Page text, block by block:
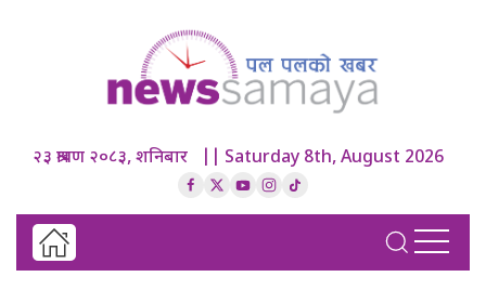
२३ श्रावण २०८३, शनिबार || Saturday 8th, August 2026